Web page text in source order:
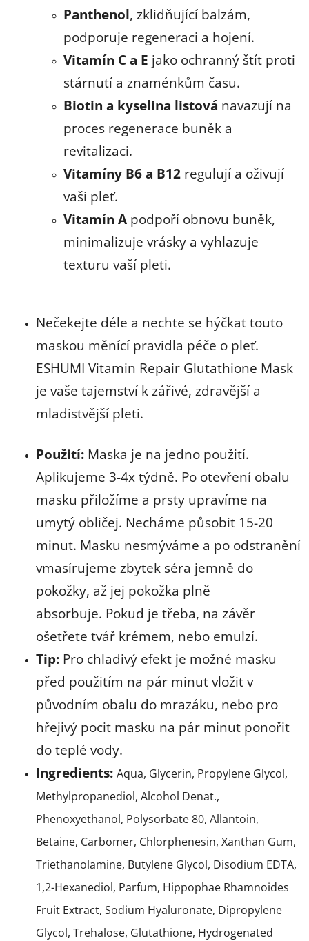
Panthenol, zklidňující balzám,
podporuje regeneraci a hojení.
Vitamín C a E jako ochranný štít proti
stárnutí a znaménkům času.
Biotin a kyselina listová navazují na
proces regenerace buněk a
revitalizaci.
Vitamíny B6 a B12 regulují a oživují
vaši pleť.
Vitamín A podpoří obnovu buněk,
minimalizuje vrásky a vyhlazuje
texturu vaší pleti.
Nečekejte déle a nechte se hýčkat touto
maskou měnící pravidla péče o pleť.
ESHUMI Vitamin Repair Glutathione Mask
je vaše tajemství k zářivé, zdravější a
mladistvější pleti.
Použití: Maska je na jedno použití.
Aplikujeme 3-4x týdně. Po otevření obalu
masku přiložíme a prsty upravíme na
umytý obličej. Necháme působit 15-20
minut. Masku nesmýváme a po odstranění
vmasírujeme zbytek séra jemně do
pokožky, až jej pokožka plně
absorbuje. Pokud je třeba, na závěr
ošetřete tvář krémem, nebo emulzí.
Tip: Pro chladivý efekt je možné masku
před použitím na pár minut vložit v
původním obalu do mrazáku, nebo pro
hřejivý pocit masku na pár minut ponořit
do teplé vody.
Ingredients: Aqua, Glycerin, Propylene Glycol,
Methylpropanediol, Alcohol Denat.,
Phenoxyethanol, Polysorbate 80, Allantoin,
Betaine, Carbomer, Chlorphenesin, Xanthan Gum,
Triethanolamine, Butylene Glycol, Disodium EDTA,
1,2-Hexanediol, Parfum, Hippophae Rhamnoides
Fruit Extract, Sodium Hyaluronate, Dipropylene
Glycol, Trehalose, Glutathione, Hydrogenated